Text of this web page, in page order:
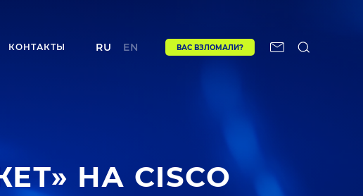
КОНТАКТЫ RU EN ВАС ВЗЛОМАЛИ?
НА CISCO